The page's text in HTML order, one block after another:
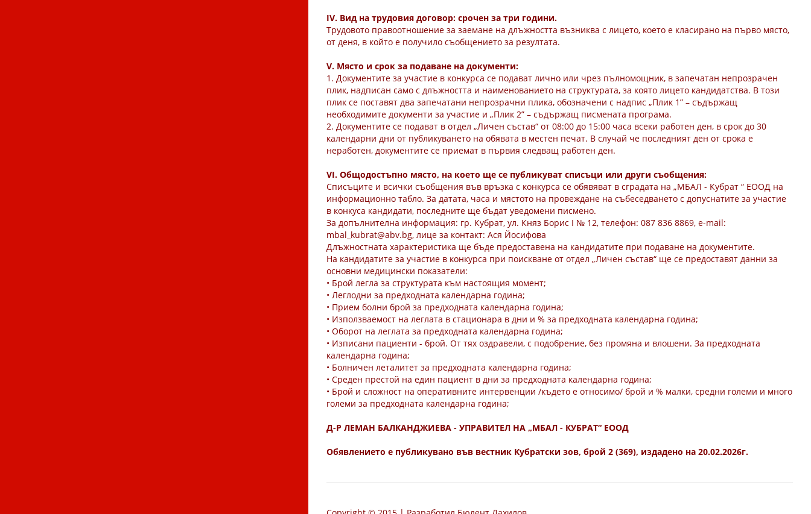
IV. Вид на трудовия договор: срочен за три години.
Трудовото правоотношение за заемане на длъжността възниква с лицето, което е класирано на първо място,
от деня, в който е получило съобщението за резултата.
V. Място и срок за подаване на документи:
1. Документите за участие в конкурса се подават лично или чрез пълномощник, в запечатан непрозрачен
плик, надписан само с длъжността и наименованието на структурата, за която лицето кандидатства. В този
плик се поставят два запечатани непрозрачни плика, обозначени с надпис „Плик 1” – съдържащ
необходимите документи за участие и „Плик 2” – съдържащ писмената програма.
2. Документите се подават в отдел „Личен състав“ от 08:00 до 15:00 часа всеки работен ден, в срок до 30
календарни дни от публикуването на обявата в местен печат. В случай че последният ден от срока е
неработен, документите се приемат в първия следващ работен ден.
VI. Общодостъпно място, на което ще се публикуват списъци или други съобщения:
Списъците и всички съобщения във връзка с конкурса се обявяват в сградата на „МБАЛ - Кубрат “ ЕООД на
информационно табло. За датата, часа и мястото на провеждане на събеседването с допуснатите за участие
в конкуса кандидати, последните ще бъдат уведомени писмено.
За допълнителна информация: гр. Кубрат, ул. Княз Борис I № 12, телефон: 087 836 8869, е-mail:
mbal_kubrat@abv.bg, лице за контакт: Ася Йосифова
Длъжностната характеристика ще бъде предоставена на кандидатите при подаване на документите.
На кандидатите за участие в конкурса при поискване от отдел „Личен състав“ ще се предоставят данни за
основни медицински показатели:
• Брой легла за структурата към настоящия момент;
• Леглодни за предходната календарна година;
• Прием болни брой за предходната календарна година;
• Използваемост на леглата в стационара в дни и % за предходната календарна година;
• Оборот на леглата за предходната календарна година;
• Изписани пациенти - брой. От тях оздравели, с подобрение, без промяна и влошени. За предходната
календарна година;
• Болничен леталитет за предходната календарна година;
• Среден престой на един пациент в дни за предходната календарна година;
• Брой и сложност на оперативните интервенции /където е относимо/ брой и % малки, средни големи и много
големи за предходната календарна година;
Д-Р ЛЕМАН БАЛКАНДЖИЕВА - УПРАВИТЕЛ НА „МБАЛ - КУБРАТ“ ЕООД
Обявлението е публикувано във вестник Кубратски зов, брой 2 (369), издадено на 20.02.2026г.